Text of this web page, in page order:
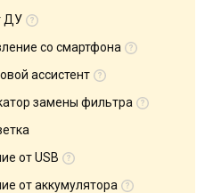
ДУ
со смартфона
ассистент
замены фильтра
от USB
от аккумулятора